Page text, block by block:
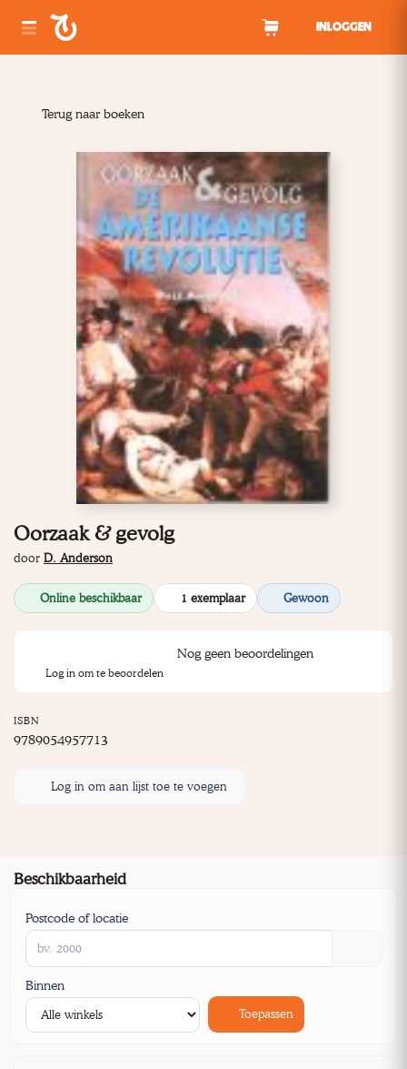
INLOGGEN
Terug naar boeken
Oorzaak & gevolg
door D. Anderson
Online beschikbaar 1 exemplaar Gewoon
Nog geen beoordelingen
Log in om te beoordelen
ISBN
9789054957713
Log in om aan lijst toe te voegen
Beschikbaarheid
Postcode of locatie
Binnen
Toepassen